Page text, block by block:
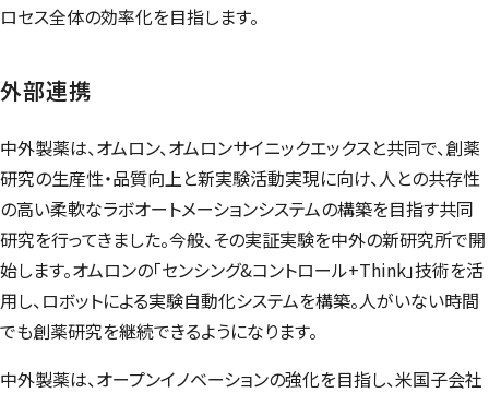
ロセス全体の効率化を目指します。
外部連携
中外製薬は、オムロン、オムロンサイニックエックスと共同で、創薬
研究の生産性・品質向上と新実験活動実現に向け、人との共存性
の高い柔軟なラボオートメーションシステムの構築を目指す共同
研究を行ってきました。今般、その実証実験を中外の新研究所で開
始します。オムロンの「センシング&コントロール+Think」技術を活
用し、ロボットによる実験自動化システムを構築。人がいない時間
でも創薬研究を継続できるようになります。
中外製薬は、オープンイノベーションの強化を目指し、米国子会社